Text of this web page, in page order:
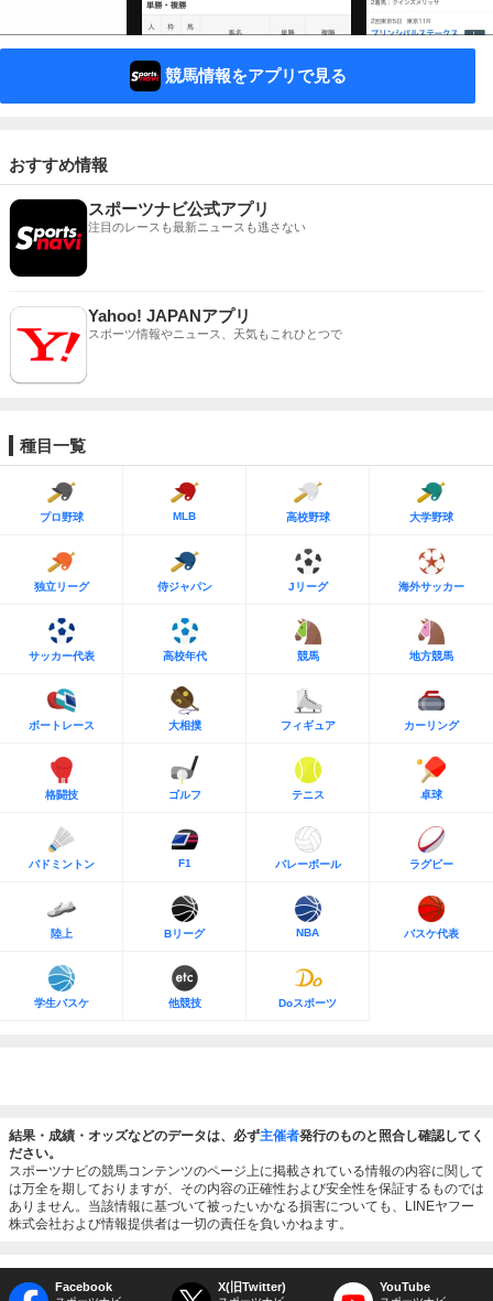
競馬情報をアプリで見る
おすすめ情報
スポーツナビ公式アプリ
注目のレースも最新ニュースも逃さない
Yahoo! JAPANアプリ
スポーツ情報やニュース、天気もこれひとつで
種目一覧
プロ野球 MLB 高校野球 大学野球
独立リーグ 侍ジャパン Jリーグ 海外サッカー
サッカー代表 高校年代 競馬 地方競馬
ボートレース 大相撲 フィギュア カーリング
格闘技 ゴルフ テニス 卓球
バドミントン F1 バレーボール ラグビー
陸上 Bリーグ NBA バスケ代表
学生バスケ 他競技 Doスポーツ
結果・成績・オッズなどのデータは、必ず主催者発行のものと照合し確認してく
ださい。
スポーツナビの競馬コンテンツのページ上に掲載されている情報の内容に関して
は万全を期しておりますが、その内容の正確性および安全性を保証するものでは
ありません。当該情報に基づいて被ったいかなる損害についても、LINEヤフー
株式会社および情報提供者は一切の責任を負いかねます。
Facebook X(旧Twitter) YouTube